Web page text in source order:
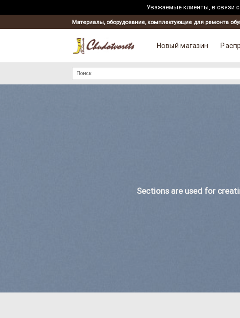
Уважаемые клиенты, в связи
to
Материалы, оборудование, комплектующие для ремонта
Новый магазин
Искать:
Sections are used for